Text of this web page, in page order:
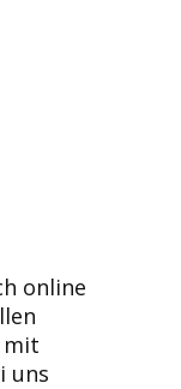
online
mit
uns